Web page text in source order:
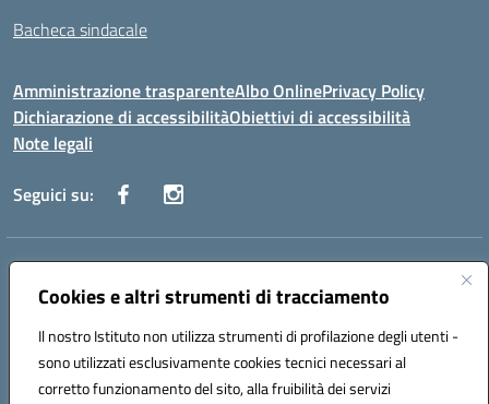
Cookies e altri strumenti di tracciamento
Il nostro Istituto non utilizza strumenti di profilazione degli utenti -
sono utilizzati esclusivamente cookies tecnici necessari al
corretto funzionamento del sito, alla fruibilità dei servizi
Bacheca sindacale
Amministrazione trasparenteAlbo OnlinePrivacy Policy
Dichiarazione di accessibilitàObiettivi di accessibilità
Note legali
Seguici su:
Indirizzo:
Centralino:0924 534873 Salemi - 0924534879 Partanna
Posta elettronica certificata (PEC):tpis002005@pec.istruzione.it
Codice fiscale: 90000320813